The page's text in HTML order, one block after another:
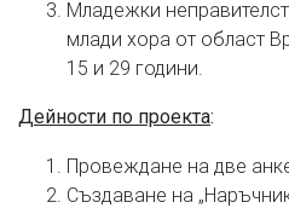
Младежки
млади хора от област
15 и 29 години.
Дейности по проекта:
Провеждане на две
Създаване на